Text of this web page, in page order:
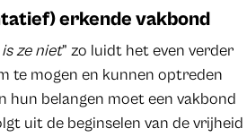
erkende vakbond
ze niet” zo luidt het even verder
te mogen en kunnen optreden
hun belangen moet een vakbond
uit de beginselen van de vrijheid